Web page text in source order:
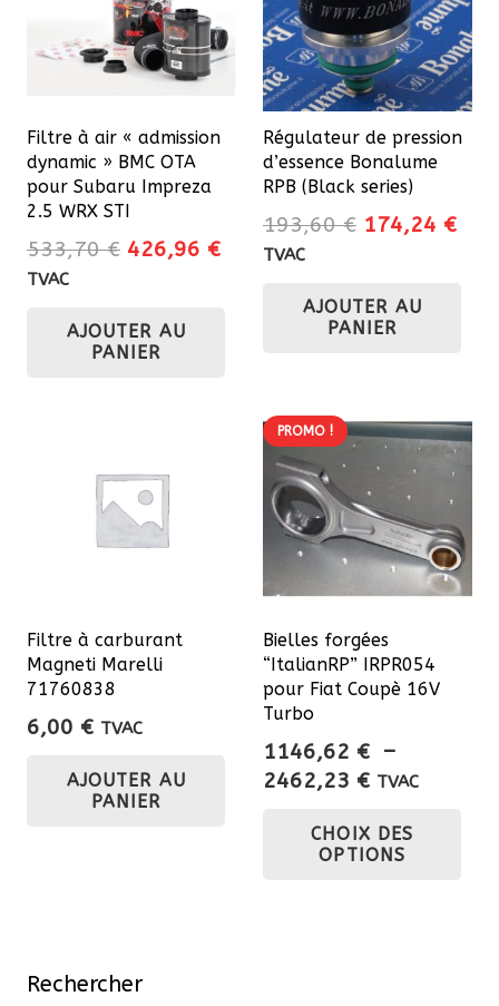
Filtre à air « admission
dynamic » BMC OTA
pour Subaru Impreza
2.5 WRX STI
533,70€ Le
était :
533,70 €.
426,96 €Le
TVAC
AJOUTER AU
PANIER
Régulateur de pression
d’essence Bonalume
RPB (Black series)
193,60€ Le
était :
193,60 €.
174,24 €Le
TVAC
AJOUTER AU
PANIER
Filtre à carburant
Magneti Marelli
71760838
6,00 € TVAC
AJOUTER AU
PANIER
PROMO !
Bielles forgées
“ItalianRP” IRPR054
pour Fiat Coupè 16V
Turbo
1146,62 € –
2462,23 €Plage
prix :
1146,62 €
TVAC
CHOIX DES
OPTIONS
Rechercher